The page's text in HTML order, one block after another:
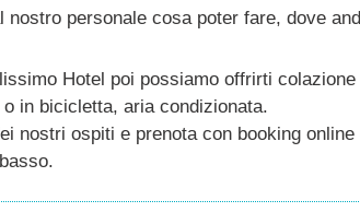
nostro personale cosa poter fare, dove
Hotel poi possiamo offrirti
in bicicletta, aria condizionata.
nostri ospiti e prenota con booking